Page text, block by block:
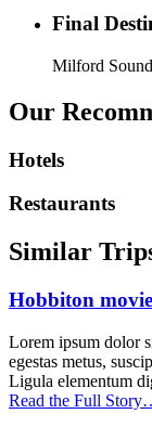
Final
Milford Sound
Our
Hotels
Restaurants
Similar
Hobbiton
Lorem ipsum dolor
egestas metus,
Ligula elementum
Read the Full